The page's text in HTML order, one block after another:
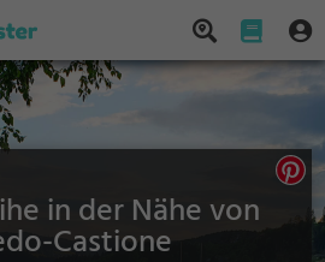
in der Nähe von
Castione